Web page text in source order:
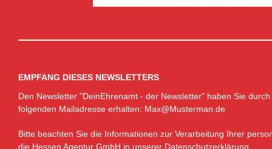
EMPFANG DIESES NEWSLETTERS
Den Newsletter "DeinEhrenamt - der Newsletter" haben Sie
folgenden Mailadresse erhalten: Max@Musterman.de
Bitte beachten Sie die Informationen zur Verarbeitung Ihrer
die Hessen Agentur GmbH in unserer Datenschutzerklärung